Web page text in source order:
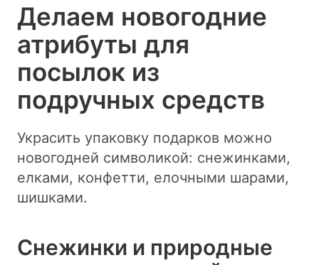
Делаем новогодние
атрибуты для
посылок из
подручных средств
Украсить упаковку подарков можно
новогодней символикой: снежинками,
елками, конфетти, елочными шарами,
шишками.
Снежинки и природные